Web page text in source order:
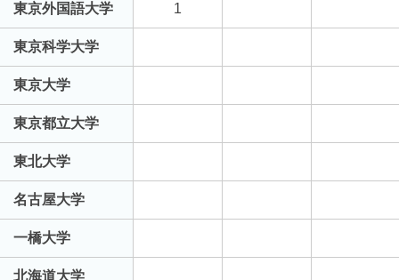
東京外国語大学 1
東京科学大学
東京大学
東京都立大学
東北大学
名古屋大学
一橋大学
北海道大学